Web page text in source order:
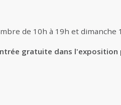
de 10h à 19h et dimanche
gratuite dans l'exposition